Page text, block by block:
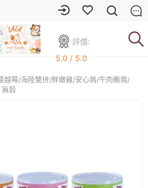
評價:
5.0 / 5.0
越莓/海陸雙拼/鮮嫩雞/安心鶉/牛肉鵪鶉/
無穀